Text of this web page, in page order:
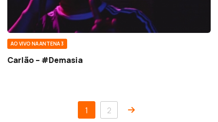
AO VIVO NA ANTENA 3
Carlão – #Demasia
1 2